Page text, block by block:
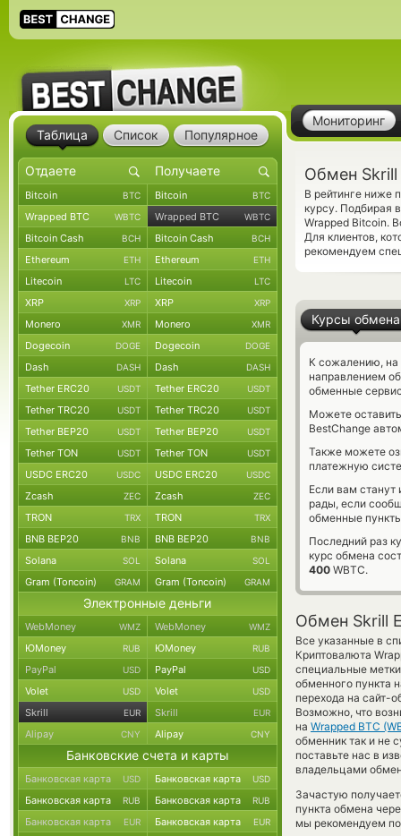
Мониторинг
Обмен Skrill
В рейтинге ниже
курсу. Подбирая
Wrapped Bitcoin.
Для клиентов,
рекомендуем
Курсы обмена
К сожалению, на
направлением
обменные
Можете
BestChange
Также можете
платежную
Если вам
рады, если
обменные
Последний раз
курс обмена
400 WBTC.
Обмен Skrill
Все указанные в
Криптовалюта
специальные
обменного пункта
перехода на сайт-
Возможно, что
на Wrapped BTC
обменник так и не
поставьте нас в
владельцами
Зачастую
пункта обмена
мы рекомендуем
Таблица Список Популярное
Bitcoin BTC Bitcoin BTC
Wrapped BTC WBTC Wrapped BTC WBTC
Bitcoin Cash BCH Bitcoin Cash BCH
Ethereum ETH Ethereum ETH
Litecoin LTC Litecoin LTC
XRP XRP XRP XRP
Monero XMR Monero XMR
Dogecoin DOGE Dogecoin DOGE
Dash DASH Dash DASH
Tether ERC20 USDT Tether ERC20 USDT
Tether TRC20 USDT Tether TRC20 USDT
Tether BEP20 USDT Tether BEP20 USDT
Tether TON USDT Tether TON USDT
USDC ERC20 USDC USDC ERC20 USDC
Zcash ZEC Zcash ZEC
TRON TRX TRON TRX
BNB BEP20 BNB BNB BEP20 BNB
Solana SOL Solana SOL
Gram (Toncoin) GRAM Gram (Toncoin) GRAM
Электронные деньги
WebMoney WMZ WebMoney WMZ
ЮMoney RUB ЮMoney RUB
PayPal USD PayPal USD
Volet USD Volet USD
Skrill EUR Skrill EUR
Alipay CNY Alipay CNY
Банковские счета и карты
Банковская карта USD Банковская карта USD
Банковская карта RUB Банковская карта RUB
Банковская карта EUR Банковская карта EUR